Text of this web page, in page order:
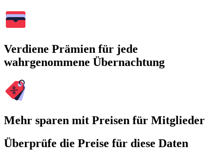
Verdiene Prämien für jede
wahrgenommene Übernachtung
Mehr sparen mit Preisen für Mitglieder
Überprüfe die Preise für diese Daten